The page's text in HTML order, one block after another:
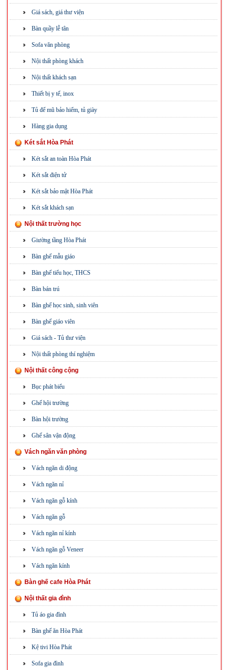
Giá sách, giá thư viện
Bàn quầy lễ tân
Sofa văn phòng
Nội thất phòng khách
Nội thất khách sạn
Thiết bị y tế, inox
Tủ để mũ bảo hiểm, tủ giày
Hàng gia dụng
Két sắt Hòa Phát
Két sắt an toàn Hòa Phát
Két sắt điện tử
Két sắt bảo mật Hòa Phát
Két sắt khách sạn
Nội thất trường học
Giường tầng Hòa Phát
Bàn ghế mẫu giáo
Bàn ghế tiểu học, THCS
Bàn bán trú
Bàn ghế học sinh, sinh viên
Bàn ghế giáo viên
Giá sách - Tủ thư viện
Nội thất phòng thí nghiệm
Nội thất công cộng
Bục phát biểu
Ghế hội trường
Bàn hội trường
Ghế sân vận động
Vách ngăn văn phòng
Vách ngăn di động
Vách ngăn nỉ
Vách ngăn gỗ kính
Vách ngăn gỗ
Vách ngăn nỉ kính
Vách ngăn gỗ Veneer
Vách ngăn kính
Bàn ghế cafe Hòa Phát
Nội thất gia đình
Tủ áo gia đình
Bàn ghế ăn Hòa Phát
Kệ tivi Hòa Phát
Sofa gia đình